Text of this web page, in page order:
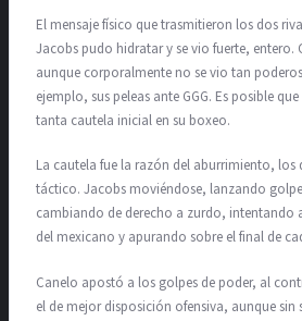
El mensaje físico que trasmitieron los dos
Jacobs pudo hidratar y se vio fuerte, entero.
aunque corporalmente no se vio tan
ejemplo, sus peleas ante GGG. Es posible que
tanta cautela inicial en su boxeo.
La cautela fue la razón del aburrimiento, los
táctico. Jacobs moviéndose, lanzando
cambiando de derecho a zurdo, intentando
del mexicano y apurando sobre el final de
Canelo apostó a los golpes de poder, al
el de mejor disposición ofensiva, aunque sin